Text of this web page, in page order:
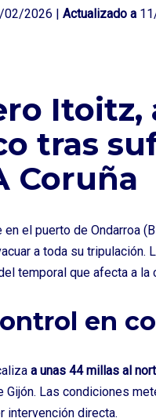
02/2026 | Actualizado a
Itoitz,
tras
Coruña
en el puerto de Ondarroa
a toda su tripulación.
temporal que afecta a la
en
a unas 44 millas al
Gijón. Las condiciones
intervención directa.